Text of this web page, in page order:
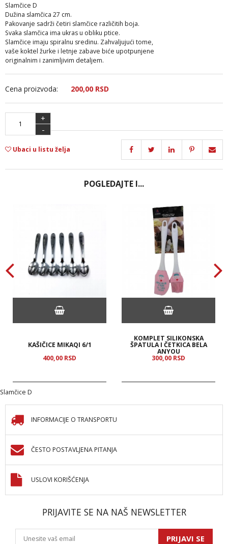
Slamčice D
Dužina slamčica 27 cm.
Pakovanje sadrži četiri slamčice različitih boja.
Svaka slamčica ima ukras u obliku ptice.
Slamčice imaju spiralnu sredinu. Zahvaljujući tome,
vaše koktel žurke i letnje zabave biće upotpunjene
originalnim i zanimljivim detaljem.
Cena proizvoda: 200,00 RSD
+
-
Ubaci u listu želja
POGLEDAJTE I...
KAŠIČICE MIKAQI 6/1
400,00 RSD
KOMPLET SILIKONSKA
ŠPATULA I ČETKICA BELA
ANYOU
300,00 RSD
Slamčice D
INFORMACIJE O TRANSPORTU
ČESTO POSTAVLJENA PITANJA
USLOVI KORIŠĆENJA
PRIJAVITE SE NA NAŠ NEWSLETTER
PRIJAVI SE